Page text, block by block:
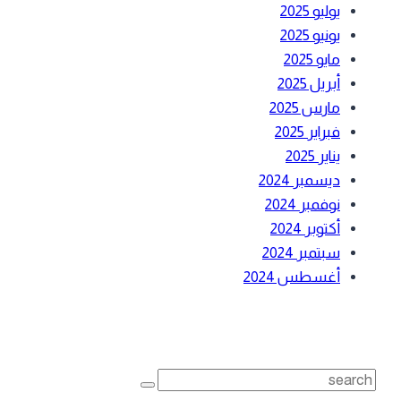
يوليو 2025
يونيو 2025
مايو 2025
أبريل 2025
مارس 2025
فبراير 2025
يناير 2025
ديسمبر 2024
نوفمبر 2024
أكتوبر 2024
سبتمبر 2024
أغسطس 2024
Search